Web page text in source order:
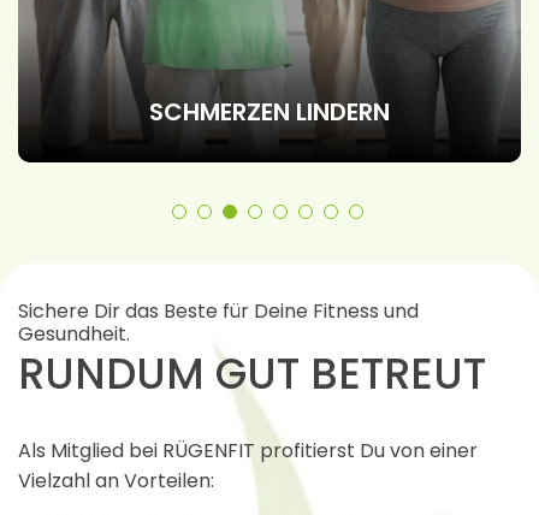
SCHMERZEN LINDERN
RUNDUM GUT BETREUT
Sichere Dir das Beste für Deine Fitness und
Gesundheit.
Als Mitglied bei RÜGENFIT profitierst Du von einer
Vielzahl an Vorteilen: